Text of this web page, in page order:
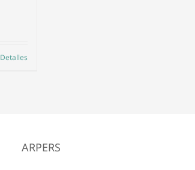
Detalles
ARPERS